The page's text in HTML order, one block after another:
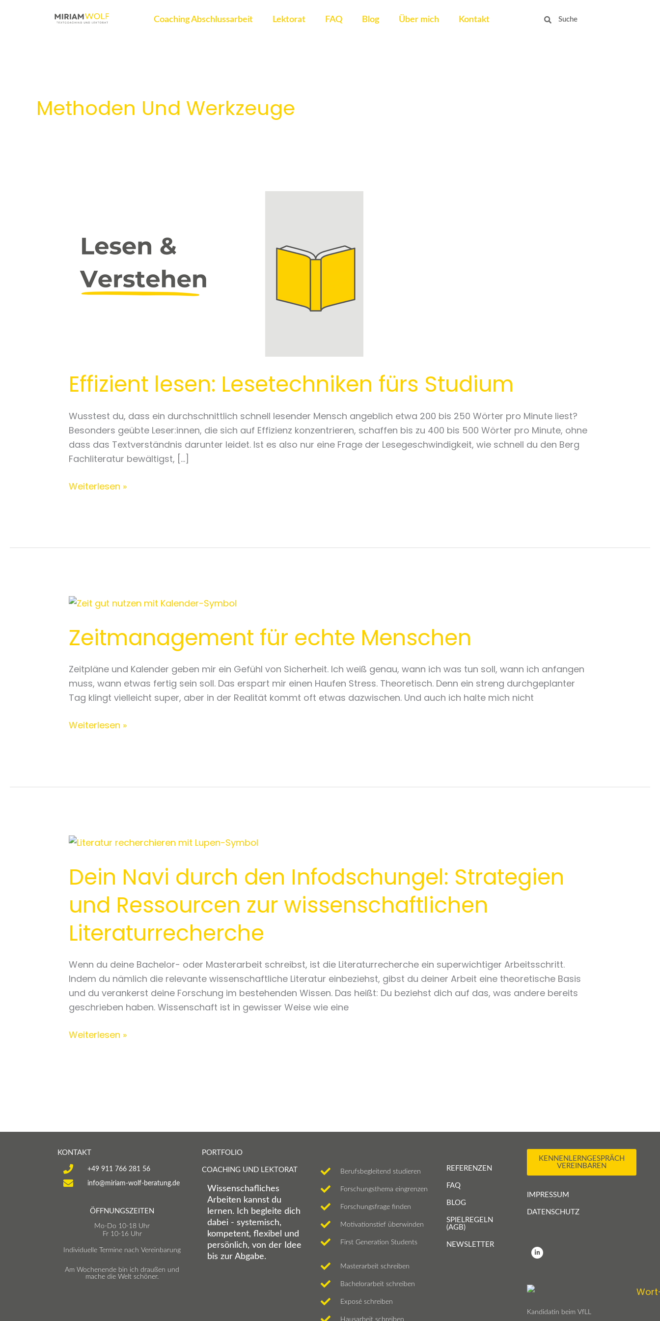
Coaching Abschlussarbeit Lektorat FAQ Blog Über mich Kontakt SucheSuche
Methoden Und Werkzeuge
Effizient lesen: Lesetechniken fürs Studium
Wusstest du, dass ein durchschnittlich schnell lesender Mensch angeblich etwa 200 bis 250 Wörter pro Minute liest?
Besonders geübte Leser:innen, die sich auf Effizienz konzentrieren, schaffen bis zu 400 bis 500 Wörter pro Minute, ohne
dass das Textverständnis darunter leidet. Ist es also nur eine Frage der Lesegeschwindigkeit, wie schnell du den Berg
Fachliteratur bewältigst, […]
fürs
Studium
Weiterlesen »
Zeitmanagement für echte Menschen
Zeitpläne und Kalender geben mir ein Gefühl von Sicherheit. Ich weiß genau, wann ich was tun soll, wann ich anfangen
muss, wann etwas fertig sein soll. Das erspart mir einen Haufen Stress. Theoretisch. Denn ein streng durchgeplanter
Tag klingt vielleicht super, aber in der Realität kommt oft etwas dazwischen. Und auch ich halte mich nicht
Zeitmanagement
echte
Menschen
Weiterlesen »
Dein Navi durch den Infodschungel: Strategien
und Ressourcen zur wissenschaftlichen
Literaturrecherche
Wenn du deine Bachelor- oder Masterarbeit schreibst, ist die Literaturrecherche ein superwichtiger Arbeitsschritt.
Indem du nämlich die relevante wissenschaftliche Literatur einbeziehst, gibst du deiner Arbeit eine theoretische Basis
und du verankerst deine Forschung im bestehenden Wissen. Das heißt: Du beziehst dich auf das, was andere bereits
geschrieben haben. Wissenschaft ist in gewisser Weise wie eine
Dein
durch
den
Infodschungel:
Strategien
und
Ressourcen
wissenschaftlichen
Literaturrecherche
Weiterlesen »
KONTAKT
+49 911 766 281 56
info@miriam-wolf-beratung.de
ÖFFNUNGSZEITEN
Mo-Do 10-18 Uhr
Fr 10-16 Uhr
Individuelle Termine nach Vereinbarung
Am Wochenende bin ich draußen und
mache die Welt schöner.
PORTFOLIO
COACHING UND LEKTORAT
Wissenschafliches
Arbeiten kannst du
lernen. Ich begleite dich
dabei - systemisch,
kompetent, flexibel und
persönlich, von der Idee
bis zur Abgabe.
Berufsbegleitend studieren
Forschungsthema eingrenzen
Forschungsfrage finden
Motivationstief überwinden
First Generation Students
Masterarbeit schreiben
Bachelorarbeit schreiben
Exposé schreiben
Hausarbeit schreiben
REFERENZEN
FAQ
BLOG
SPIELREGELN
(AGB)
NEWSLETTER
KENNENLERNGESPRÄCH
VEREINBAREN
IMPRESSUM
DATENSCHUTZ
L
i
n
Kandidatin beim VfLL